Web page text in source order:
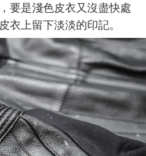
要是淺色皮衣又沒盡快處
衣上留下淡淡的印記。